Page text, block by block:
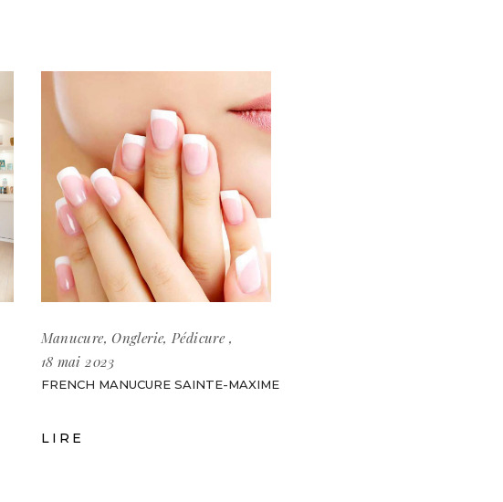
Manucure,Onglerie, Pédicure
18 mai 2023
FRENCH MANUCURE SAINTE-MAXIME
LIRE